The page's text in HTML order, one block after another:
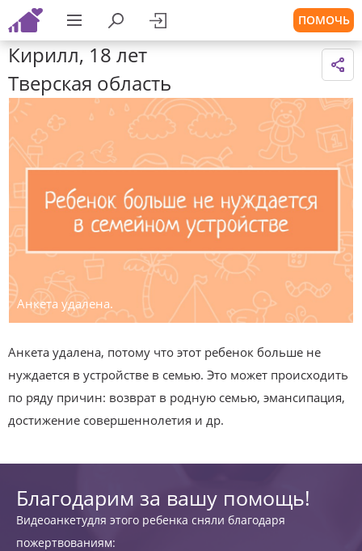
ПОМОЧЬ
Кирилл, 18 лет
Тверская область
Анкета удалена.
Анкета удалена, потому что этот ребенок больше не
нуждается в устройстве в семью. Это может происходить
по ряду причин: возврат в родную семью, эмансипация,
достижение совершеннолетия и др.
Благодарим за вашу помощь!
Видеоанкетудля этого ребенка сняли благодаря
пожертвованиям: